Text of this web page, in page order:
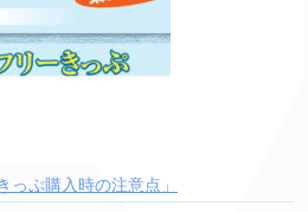
っぷ購入時の注意点」